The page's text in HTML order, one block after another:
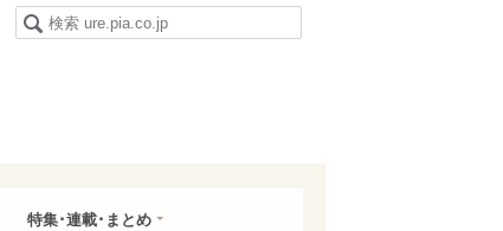
特集･連載･まとめ